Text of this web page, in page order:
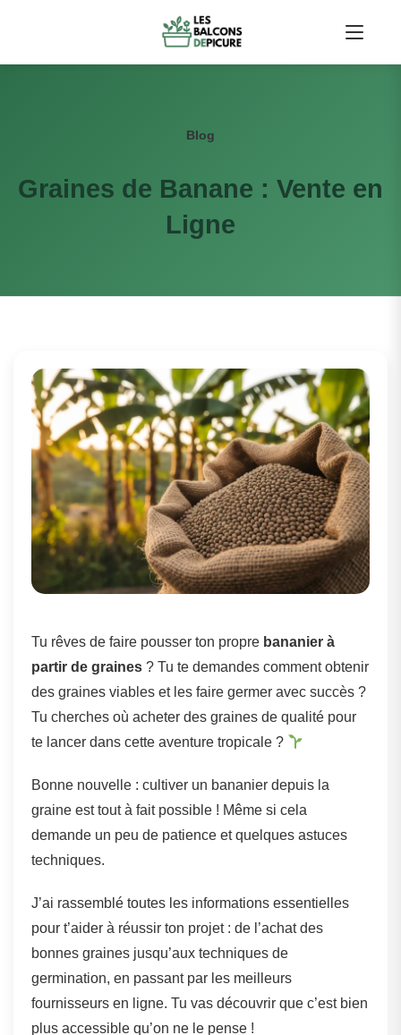
Blog
Graines de Banane : Vente en
Ligne
Tu rêves de faire pousser ton propre bananier à
partir de graines ? Tu te demandes comment obtenir
des graines viables et les faire germer avec succès ?
Tu cherches où acheter des graines de qualité pour
te lancer dans cette aventure tropicale ?
Bonne nouvelle : cultiver un bananier depuis la
graine est tout à fait possible ! Même si cela
demande un peu de patience et quelques astuces
techniques.
J’ai rassemblé toutes les informations essentielles
pour t’aider à réussir ton projet : de l’achat des
bonnes graines jusqu’aux techniques de
germination, en passant par les meilleurs
fournisseurs en ligne. Tu vas découvrir que c’est bien
plus accessible qu’on ne le pense !